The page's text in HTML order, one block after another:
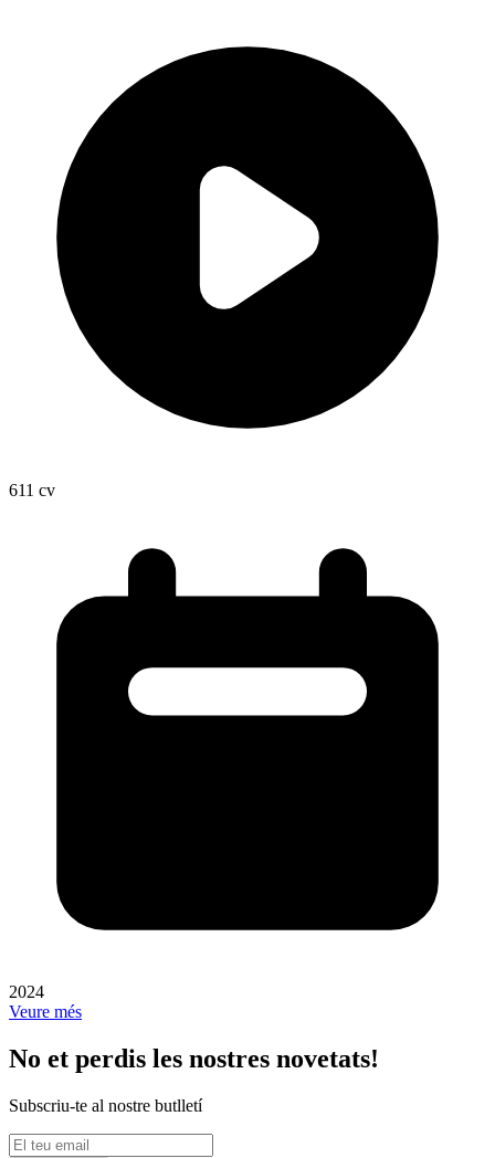
611 cv
2024
Veure més
No et perdis les nostres novetats!
Subscriu-te al nostre butlletí